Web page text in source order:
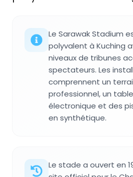
Le Sarawak Stadium
polyvalent à Kuching
niveaux de tribunes
spectateurs. Les
comprennent un
professionnel, un
électronique et des
en synthétique.
Le stade a ouvert en